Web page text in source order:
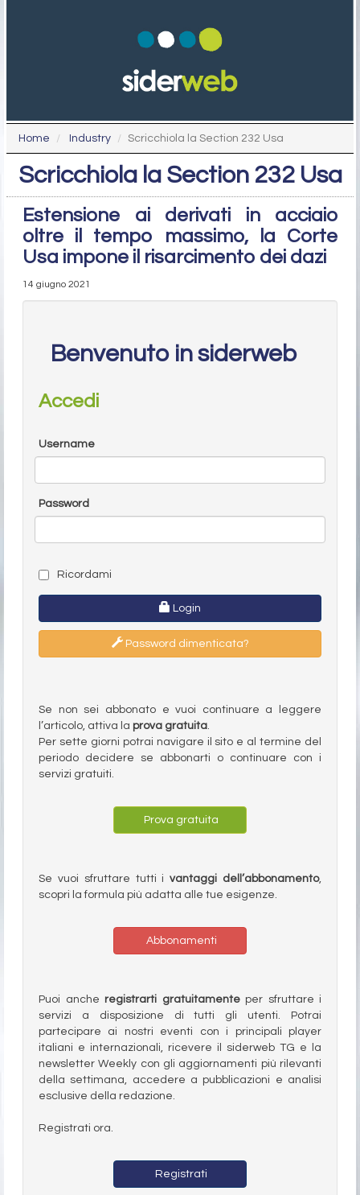
Home Industry Scricchiola la Section 232 Usa
Scricchiola la Section 232 Usa
Estensione ai derivati in acciaio
oltre il tempo massimo, la Corte
Usa impone il risarcimento dei dazi
14 giugno 2021
Benvenuto in siderweb
Accedi
Username
Password
Ricordami
Login
Password dimenticata?
Se non sei abbonato e vuoi continuare a leggere
l’articolo, attiva la prova gratuita.
Per sette giorni potrai navigare il sito e al termine del
periodo decidere se abbonarti o continuare con i
servizi gratuiti.
Prova gratuita
Se vuoi sfruttare tutti ivantaggi dell’abbonamento,
scopri la formula più adatta alle tue esigenze.
Abbonamenti
Puoi anche registrarti gratuitamenteper sfruttare i
servizi a disposizione di tutti gli utenti. Potrai
partecipare ai nostri eventi con i principali player
italiani e internazionali, ricevere il siderweb TG e la
newsletter Weekly con gli aggiornamenti più rilevanti
della settimana, accedere a pubblicazioni e analisi
esclusive della redazione.
Registrati ora.
Registrati